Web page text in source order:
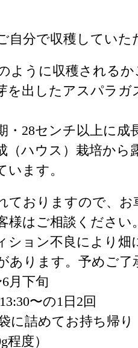
自分で収穫していた
ように収穫される
を出したアスパラ
・28センチ以上に
（ハウス）栽培から
ます。
ておりますので、お
様はご相談ください
ション不良により畑
あります。予めご了
月下旬
〜の1日2回
に詰めてお持ち帰り
程度）